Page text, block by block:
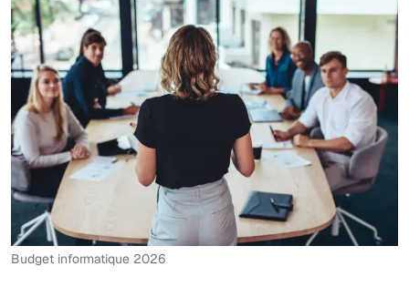
Budget informatique 2026